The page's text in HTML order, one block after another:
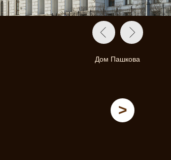
Дом Пашкова
>